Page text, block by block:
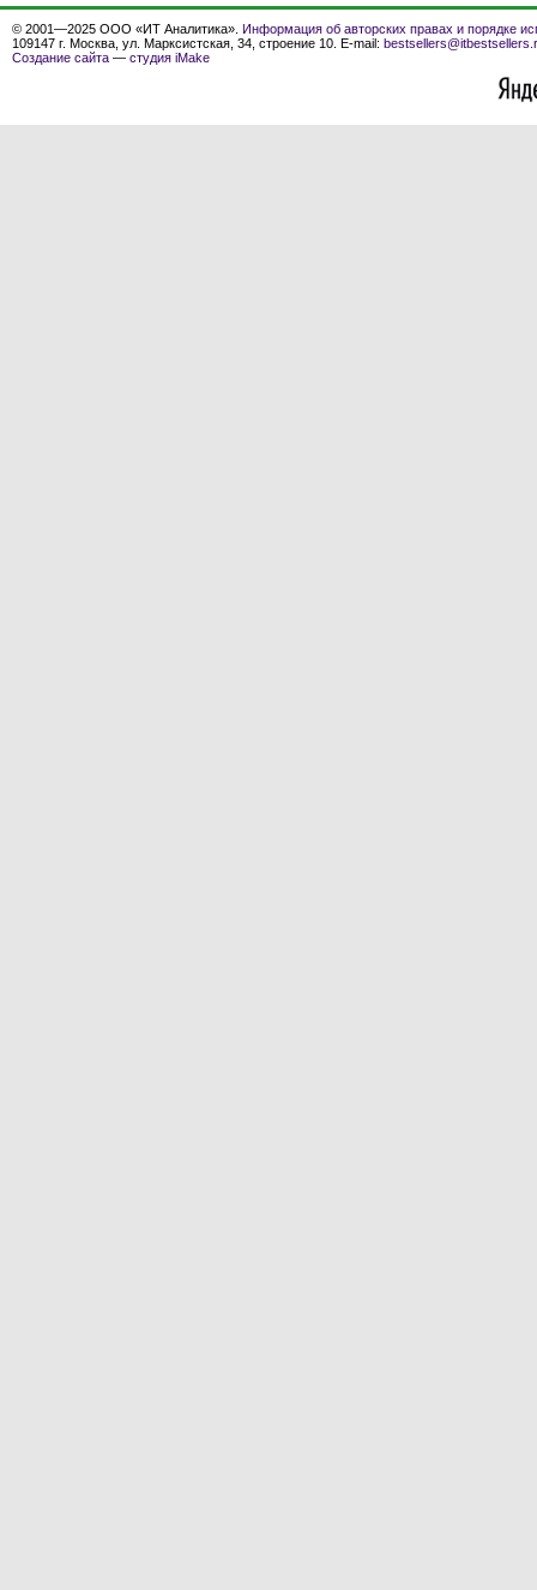
© 2001—2025 ООО «ИТ Аналитика». Информация об авторских правах и порядке
109147 г. Москва, ул. Марксистская, 34, строение 10. E-mail:
Создание сайта — студия iMake